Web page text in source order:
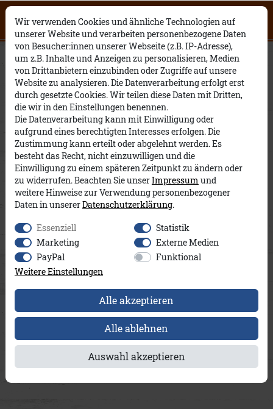
contents.
Open English website
Andi RH A&Co
Wir verwenden Cookies und ähnliche Technologien auf
unserer Website und verarbeiten personenbezogene Daten
von Besucher:innen unserer Webseite (z.B. IP-Adresse),
um z.B. Inhalte und Anzeigen zu personalisieren, Medien
von Drittanbietern einzubinden oder Zugriffe auf unsere
Website zu analysieren. Die Datenverarbeitung erfolgt erst
durch gesetzte Cookies. Wir teilen diese Daten mit Dritten,
die wir in den Einstellungen benennen.
Die Datenverarbeitung kann mit Einwilligung oder
aufgrund eines berechtigten Interesses erfolgen. Die
Zustimmung kann erteilt oder abgelehnt werden. Es
besteht das Recht, nicht einzuwilligen und die
Einwilligung zu einem späteren Zeitpunkt zu ändern oder
zu widerrufen. Beachten Sie unserImpressum und
weitere Hinweise zur Verwendung personenbezogener
Daten in unsererDaten­schutz­erklärung.
Essenziell
Statistik
Marketing
Externe Medien
PayPal
Funktional
Weitere Einstellungen
Alle akzeptieren
Alle ablehnen
Auswahl akzeptieren